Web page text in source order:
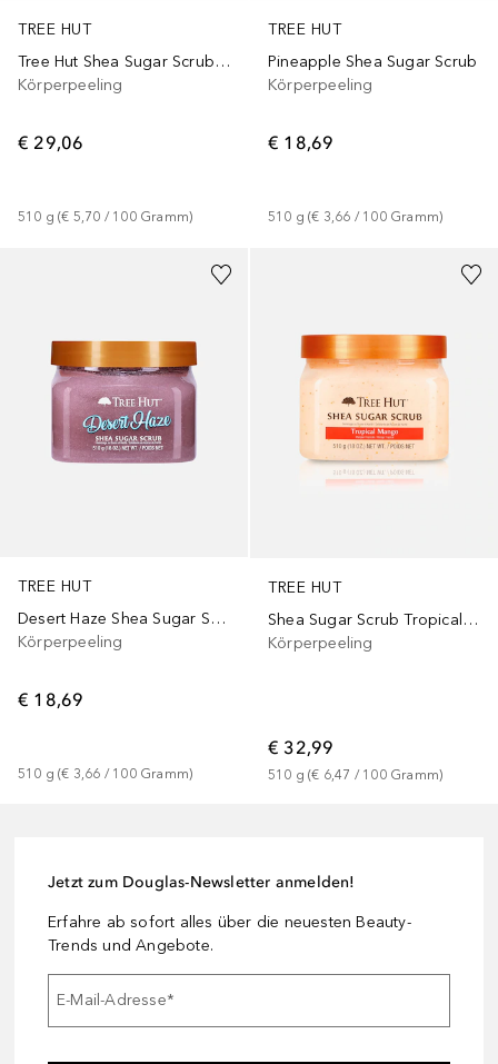
TREE HUT
Tree Hut Shea Sugar Scrub Rainbow Sherbet 510g
Körperpeeling
€ 29,06
510 g (€ 5,70 / 100 Gramm)
TREE HUT
Pineapple Shea Sugar Scrub
Körperpeeling
€ 18,69
510 g (€ 3,66 / 100 Gramm)
TREE HUT
Desert Haze Shea Sugar Scrub
Körperpeeling
€ 18,69
510 g (€ 3,66 / 100 Gramm)
TREE HUT
Shea Sugar Scrub Tropical Mango
Körperpeeling
€ 32,99
510 g (€ 6,47 / 100 Gramm)
Jetzt zum Douglas-Newsletter anmelden!
Erfahre ab sofort alles über die neuesten Beauty-
Trends und Angebote.
E-Mail-Adresse*